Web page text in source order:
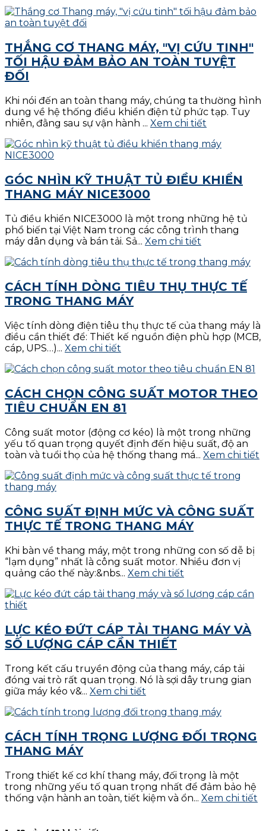
THẮNG CƠ THANG MÁY, "VỊ CỨU TINH"
TỐI HẬU ĐẢM BẢO AN TOÀN TUYỆT
ĐỐI
Khi nói đến an toàn thang máy, chúng ta thường hình
dung về hệ thống điều khiển điện tử phức tạp. Tuy
nhiên, đằng sau sự vận hành ... Xem chi tiết
GÓC NHÌN KỸ THUẬT TỦ ĐIỀU KHIỂN
THANG MÁY NICE3000
Tủ điều khiển NICE3000 là một trong những hệ tủ
phổ biến tại Việt Nam trong các công trình thang
máy dân dụng và bán tải. Sả... Xem chi tiết
CÁCH TÍNH DÒNG TIÊU THỤ THỰC TẾ
TRONG THANG MÁY
Việc tính dòng điện tiêu thụ thực tế của thang máy là
điều cần thiết để: Thiết kế nguồn điện phù hợp (MCB,
cáp, UPS…)... Xem chi tiết
CÁCH CHỌN CÔNG SUẤT MOTOR THEO
TIÊU CHUẨN EN 81
Công suất motor (động cơ kéo) là một trong những
yếu tố quan trọng quyết định đến hiệu suất, độ an
toàn và tuổi thọ của hệ thống thang má... Xem chi tiết
CÔNG SUẤT ĐỊNH MỨC VÀ CÔNG SUẤT
THỰC TẾ TRONG THANG MÁY
Khi bàn về thang máy, một trong những con số dễ bị
“lạm dụng” nhất là công suất motor. Nhiều đơn vị
quảng cáo thế này:&nbs... Xem chi tiết
LỰC KÉO ĐỨT CÁP TẢI THANG MÁY VÀ
SỐ LƯỢNG CÁP CẦN THIẾT
Trong kết cấu truyền động của thang máy, cáp tải
đóng vai trò rất quan trọng. Nó là sợi dây trung gian
giữa máy kéo v&... Xem chi tiết
CÁCH TÍNH TRỌNG LƯỢNG ĐỐI TRỌNG
THANG MÁY
Trong thiết kế cơ khí thang máy, đối trọng là một
trong những yếu tố quan trọng nhất để đảm bảo hệ
thống vận hành an toàn, tiết kiệm và ổn... Xem chi tiết